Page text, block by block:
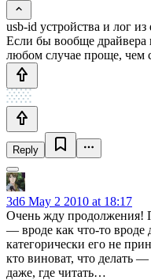
usb-id устройства и лог из
Если бы вообще
любом случае проще, чем
Reply
3d6 May 2 2010 at 18:17
Очень жду продолжения!
— вроде как что-то вроде
категорически его не
кто виноват, что делать
даже, где читать…